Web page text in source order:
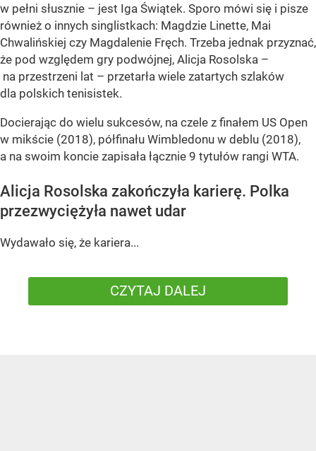
w pełni słusznie – jest Iga Świątek. Sporo mówi się i pisze
również o innych singlistkach: Magdzie Linette, Mai
Chwalińskiej czy Magdalenie Fręch. Trzeba jednak przyznać,
że pod względem gry podwójnej, Alicja Rosolska –
na przestrzeni lat – przetarła wiele zatartych szlaków
dla polskich tenisistek.
Docierając do wielu sukcesów, na czele z finałem US Open
w mikście (2018), półfinału Wimbledonu w deblu (2018),
a na swoim koncie zapisała łącznie 9 tytułów rangi WTA.
Alicja Rosolska zakończyła karierę. Polka
przezwyciężyła nawet udar
Wydawało się, że kariera...
CZYTAJ DALEJ